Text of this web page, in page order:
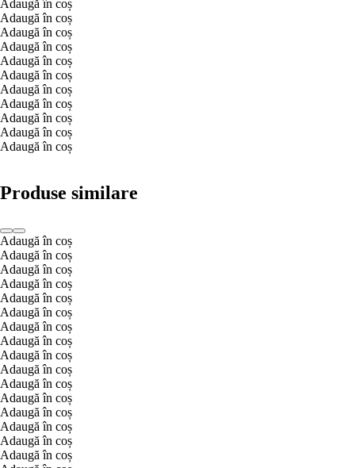
Adaugă în coș
Adaugă în coș
Adaugă în coș
Adaugă în coș
Adaugă în coș
Adaugă în coș
Adaugă în coș
Adaugă în coș
Adaugă în coș
Adaugă în coș
Adaugă în coș
Produse similare
Adaugă în coș
Adaugă în coș
Adaugă în coș
Adaugă în coș
Adaugă în coș
Adaugă în coș
Adaugă în coș
Adaugă în coș
Adaugă în coș
Adaugă în coș
Adaugă în coș
Adaugă în coș
Adaugă în coș
Adaugă în coș
Adaugă în coș
Adaugă în coș